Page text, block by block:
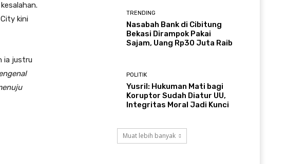
kini
ia justru
TRENDING
Nasabah Bank di Cibitung
Bekasi Dirampok Pakai
Sajam, Uang Rp30 Juta Raib
POLITIK
Yusril: Hukuman Mati bagi
Koruptor Sudah Diatur UU,
Integritas Moral Jadi Kunci
Muat lebih banyak